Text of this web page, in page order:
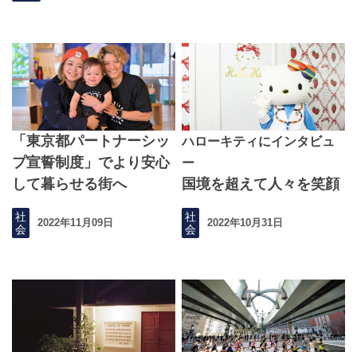
「東京都パートナーシッ
プ宣誓制度」でより安心
して暮らせる街へ
社
会
2022年11月09日
ハローキティにインタビュ
ー
国境を超えて人々を笑顔
にするために、チャレン
ジを続けています！
社
会
2022年10月31日